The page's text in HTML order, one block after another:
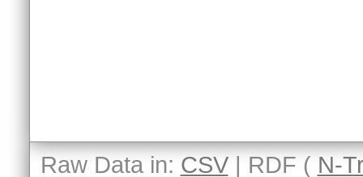
Raw Data in: CSV| RDF ( N-